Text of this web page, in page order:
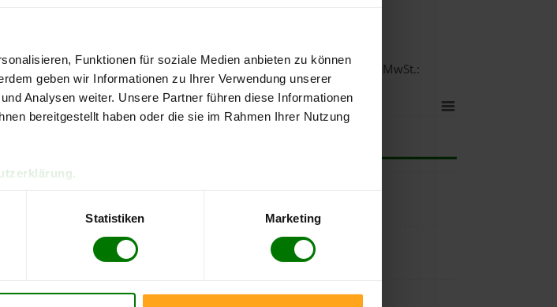
Funktionen für soziale Medien anbieten zu können
geben wir Informationen zu Ihrer Verwendung unserer
Analysen weiter. Unsere Partner führen diese Informationen
bereitgestellt haben oder die sie im Rahmen Ihrer Nutzung
Statistiken Marketing
für Maria Schmolln
loser Warein DINplus-/ENplus-Qualität bei einer Lieferstelle inkl. MwSt.: